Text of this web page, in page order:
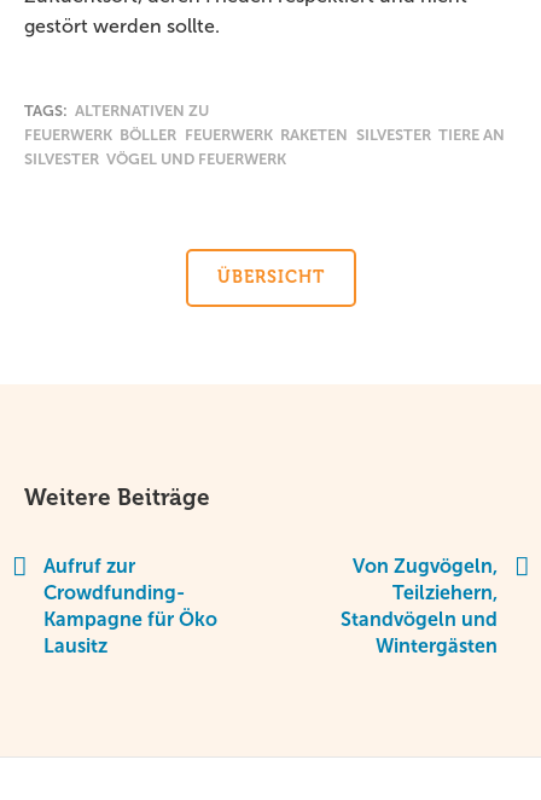
gestört werden sollte.
TAGS: ALTERNATIVEN ZU
FEUERWERK BÖLLER FEUERWERK RAKETEN SILVESTER TIERE AN
SILVESTER VÖGEL UND FEUERWERK
ÜBERSICHT
Weitere Beiträge
Aufruf zur
Crowdfunding-
Kampagne für Öko
Lausitz
Von Zugvögeln,
Teilziehern,
Standvögeln und
Wintergästen